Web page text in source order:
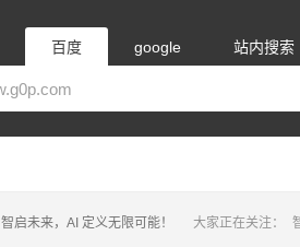
百度 google 站内搜索
大家正在关注：
智启未来，AI 定义无限可能！